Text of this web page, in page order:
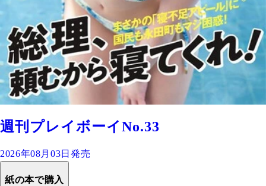
週刊プレイボーイNo.33
2026年08月03日発売
紙の本で購入